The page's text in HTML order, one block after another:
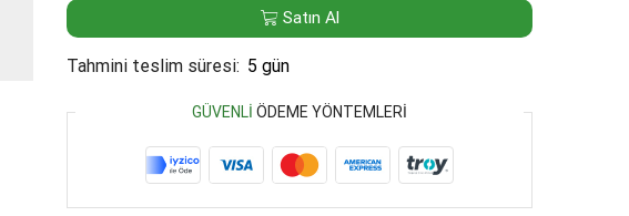
-
3/8"
adet
Satın Al
Tahmini teslim süresi: 5 gün
GÜVENLI ÖDEME YÖNTEMLERI